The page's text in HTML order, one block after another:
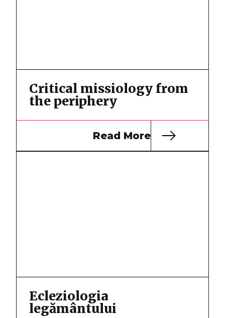
Critical missiology from
the periphery
Read More
Ecleziologia
legământului